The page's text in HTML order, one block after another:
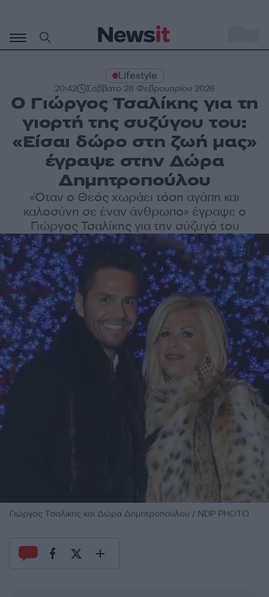
περιεχόμενο
Lifestyle
20:42 Σάββατο 28 Φεβρουαρίου 2026
Ο Γιώργος Τσαλίκης για τη
γιορτή της συζύγου του:
«Είσαι δώρο στη ζωή μας»
έγραψε στην Δώρα
Δημητροπούλου
«Όταν ο Θεός χωράει τόση αγάπη και
καλοσύνη σε έναν άνθρωπο» έγραψε ο
Γιώργος Τσαλίκης για την σύζυγό του
Γιώργος Τσαλίκης και Δώρα Δημητροπούλου / NDP PHOTO